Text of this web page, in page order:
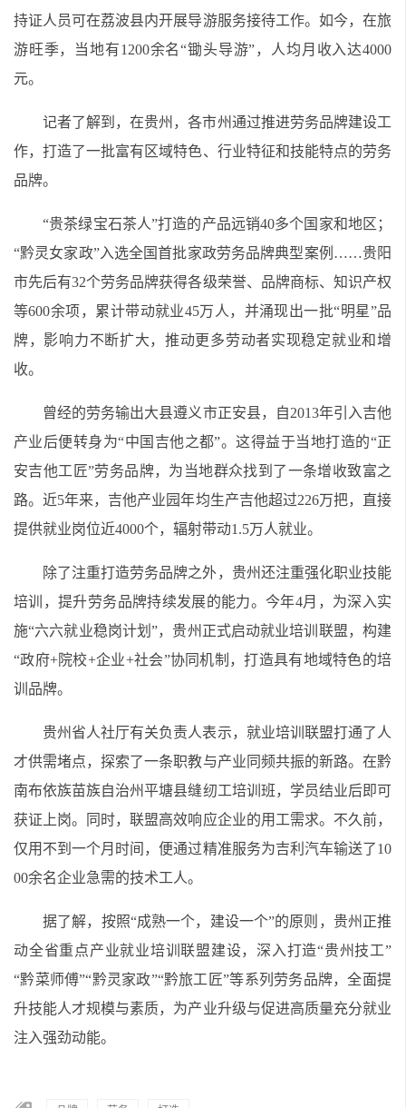
持证人员可在荔波县内开展导游服务接待工作。如今，在旅
游旺季，当地有1200余名“锄头导游”，人均月收入达4000
元。
记者了解到，在贵州，各市州通过推进劳务品牌建设工
作，打造了一批富有区域特色、行业特征和技能特点的劳务
品牌。
“贵茶绿宝石茶人”打造的产品远销40多个国家和地区；
“黔灵女家政”入选全国首批家政劳务品牌典型案例……贵阳
市先后有32个劳务品牌获得各级荣誉、品牌商标、知识产权
等600余项，累计带动就业45万人，并涌现出一批“明星”品
牌，影响力不断扩大，推动更多劳动者实现稳定就业和增
收。
曾经的劳务输出大县遵义市正安县，自2013年引入吉他
产业后便转身为“中国吉他之都”。这得益于当地打造的“正
安吉他工匠”劳务品牌，为当地群众找到了一条增收致富之
路。近5年来，吉他产业园年均生产吉他超过226万把，直接
提供就业岗位近4000个，辐射带动1.5万人就业。
除了注重打造劳务品牌之外，贵州还注重强化职业技能
培训，提升劳务品牌持续发展的能力。今年4月，为深入实
施“六六就业稳岗计划”，贵州正式启动就业培训联盟，构建
“政府+院校+企业+社会”协同机制，打造具有地域特色的培
训品牌。
贵州省人社厅有关负责人表示，就业培训联盟打通了人
才供需堵点，探索了一条职教与产业同频共振的新路。在黔
南布依族苗族自治州平塘县缝纫工培训班，学员结业后即可
获证上岗。同时，联盟高效响应企业的用工需求。不久前，
仅用不到一个月时间，便通过精准服务为吉利汽车输送了10
00余名企业急需的技术工人。
据了解，按照“成熟一个，建设一个”的原则，贵州正推
动全省重点产业就业培训联盟建设，深入打造“贵州技工”
“黔菜师傅”“黔灵家政”“黔旅工匠”等系列劳务品牌，全面提
升技能人才规模与素质，为产业升级与促进高质量充分就业
注入强劲动能。